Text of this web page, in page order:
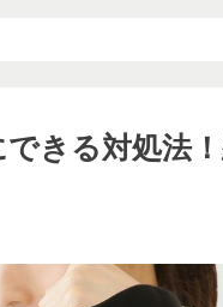
きる対処法